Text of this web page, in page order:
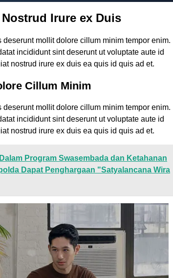
Irure ex Duis
deserunt mollit dolore cillum minim tempor enim.
incididunt sint deserunt ut voluptate aute id
nostrud irure ex duis ea quis id quis ad et.
Cillum Minim
deserunt mollit dolore cillum minim tempor enim.
incididunt sint deserunt ut voluptate aute id
nostrud irure ex duis ea quis id quis ad et.
Program Swasembada dan Ketahanan
Dapat Penghargaan "Satyalancana Wira